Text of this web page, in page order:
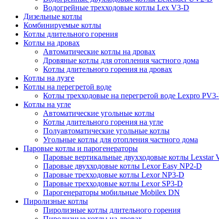
Водогрейные трехходовые котлы Lex V3-D
Дизельные котлы
Комбинируемые котлы
Котлы длительного горения
Котлы на дровах
Автоматические котлы на дровах
Дровяные котлы для отопления частного дома
Котлы длительного горения на дровах
Котлы на лузге
Котлы на перегретой воде
Котлы трехходовые на перегретой воде Lexpro
Котлы на угле
Автоматические угольные котлы
Котлы длительного горения на угле
Полуавтоматические угольные котлы
Угольные котлы для отопления частного дома
Паровые котлы и парогенераторы
Паровые вертикальные двухходовые котлы Lexstar
Паровые двухходовые котлы Lexor Easy NP2-D
Паровые трехходовые котлы Lexor NP3-D
Паровые трехходовые котлы Lexor SP3-D
Парогенераторы мобильные Mobilex DN
Пиролизные котлы
Пиролизные котлы длительного горения